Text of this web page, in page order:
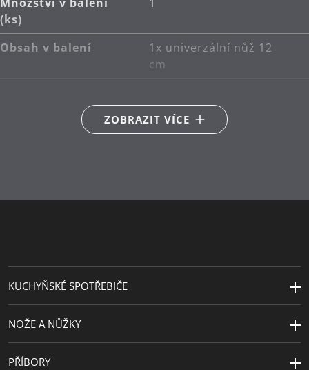
(ks)
Obsah v balení
1x univerzální nůž 12
cm
Sekundární materiál
olivové dřevo
ZOBRAZIT VÍCE
KUCHYŇSKÉ SPOTŘEBIČE
NOŽE A NŮŽKY
PŘÍBORY